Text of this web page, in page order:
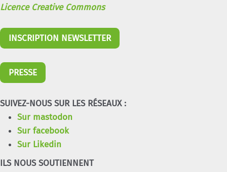
Licence Creative Commons
INSCRIPTION NEWSLETTER
PRESSE
SUIVEZ-NOUS SUR LES RÉSEAUX :
Sur mastodon
Sur facebook
Sur Likedin
ILS NOUS SOUTIENNENT